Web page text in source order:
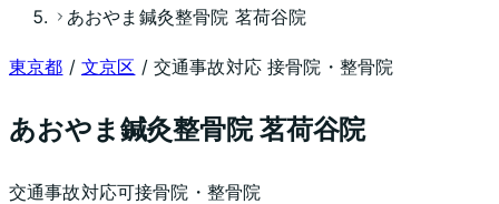
あおやま鍼灸整骨院 茗荷谷院
東京都 / 文京区 / 交通事故対応 接骨院・整骨院
あおやま鍼灸整骨院 茗荷谷院
交通事故対応可接骨院・整骨院